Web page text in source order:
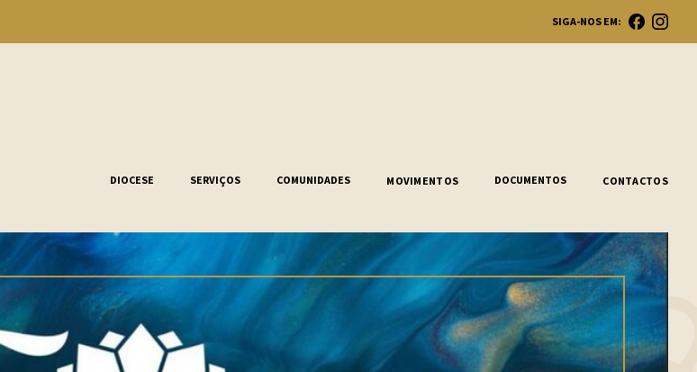
SIGA-NOS EM:
DIOCESE SERVIÇOS COMUNIDADES MOVIMENTOS DOCUMENTOS CONTACTOS